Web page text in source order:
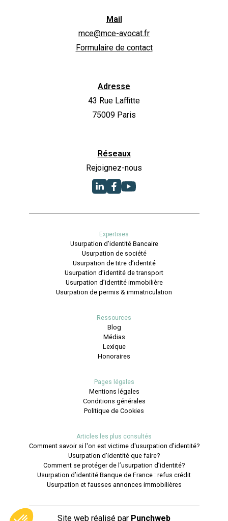
Mail
mce@mce-avocat.fr
Formulaire de contact
Adresse
43 Rue Laffitte
75009 Paris
Réseaux
Rejoignez-nous
Expertises
Usurpation d’identité Bancaire
Usurpation de société
Usurpation de titre d’identité
Usurpation d’identité de transport
Usurpation d’identité immobilière
Usurpation de permis & immatriculation
Ressources
Blog
Médias
Lexique
Honoraires
Pages légales
Mentions légales
Conditions générales
Politique de Cookies
Articles les plus consultés
Comment savoir si l'on est victime d'usurpation d'identité?
Usurpation d'identité que faire?
Comment se protéger de l’usurpation d’identité?
Usurpation d’identité Banque de France : refus crédit
Usurpation et fausses annonces immobilières
Site web réalisé par Punchweb